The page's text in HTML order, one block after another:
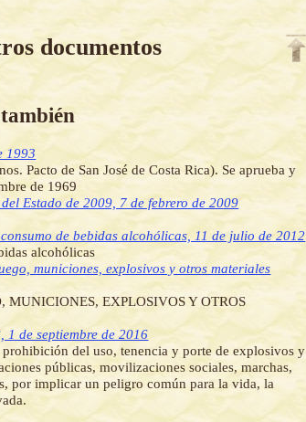
documentos
1993
Pacto de San José de Costa Rica). Se aprueba y
de 1969
Estado de 2009, 7 de febrero de 2009
de bebidas alcohólicas, 11 de julio de 2012
alcohólicas
municiones, explosivos y otros materiales
MUNICIONES, EXPLOSIVOS Y OTROS
1 de septiembre de 2016
del uso, tenencia y porte de explosivos y
públicas, movilizaciones sociales, marchas,
por implicar un peligro común para la vida, la